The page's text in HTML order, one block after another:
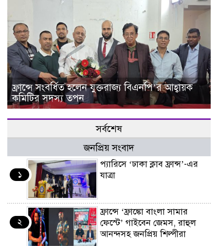
ফ্রান্সে সংবর্ধিত হলেন যুক্তরাজ্য বিএনপি’র আহ্বায়ক
কমিটির সদস্য তপন
সর্বশেষ
জনপ্রিয় সংবাদ
১
প্যারিসে ‘ঢাকা ক্লাব ফ্রান্স’-এর
যাত্রা
২
ফ্রান্সে ‘ফ্রাঙ্কো বাংলা সামার
ফেস্টে’ গাইবেন জেমস, রাহুল
আনন্দসহ জনপ্রিয় শিল্পীরা